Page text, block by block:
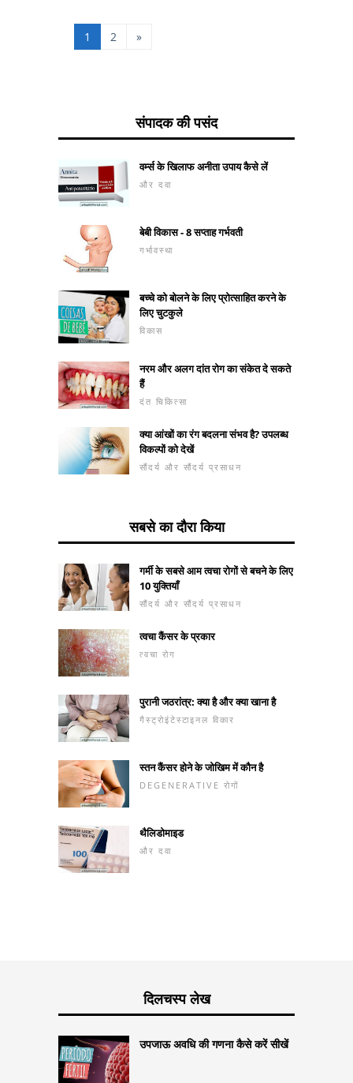
अध्ययनों से संक
1 2 »
संपादक की पसंद
वर्म्स के खिलाफ अनीता उपाय कैसे लें
और दवा
बेबी विकास - 8 सप्ताह गर्भवती
गर्भावस्था
बच्चे को बोलने के लिए प्रोत्साहित करने के
लिए चुटकुले
विकास
नरम और अलग दांत रोग का संकेत दे सकते
हैं
दंत चिकित्सा
क्या आंखों का रंग बदलना संभव है? उपलब्ध
विकल्पों को देखें
सौंदर्य और सौंदर्य प्रसाधन
सबसे का दौरा किया
गर्मी के सबसे आम त्वचा रोगों से बचने के लिए
10 युक्तियाँ
सौंदर्य और सौंदर्य प्रसाधन
त्वचा कैंसर के प्रकार
त्वचा रोग
पुरानी जठरांत्र: क्या है और क्या खाना है
गैस्ट्रोइंटेस्टाइनल विकार
स्तन कैंसर होने के जोखिम में कौन है
DEGENERATIVE रोगों
थैलिडोमाइड
और दवा
दिलचस्प लेख
उपजाऊ अवधि की गणना कैसे करें सीखें